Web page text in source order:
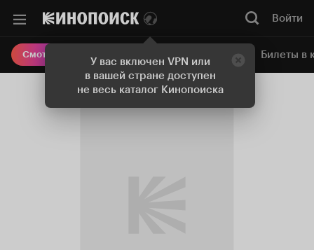
У вас включен VPN или
в вашей стране доступен
не весь каталог Кинопоиска
Войти
Смотреть кино Онлайн-кинотеатр Билеты в